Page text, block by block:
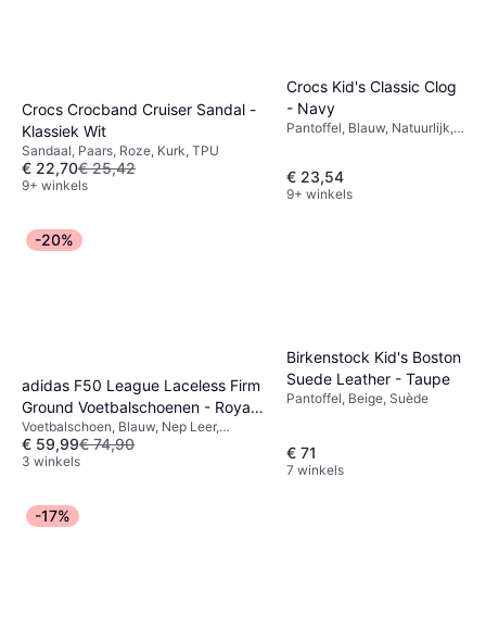
Crocs Crocband Cruiser Sandal -
Klassiek Wit
Sandaal, Paars, Roze, Kurk, TPU
€ 22,70€ 25,42
9+ winkels
Crocs Kid's Classic Clog
- Navy
Pantoffel, Blauw, Natuurlijk,
€ 23,54
9+ winkels
-20%
adidas F50 League Laceless Firm
Ground Voetbalschoenen - Royal
Blue/Koningsblauw/Neongeel/Grijs
Voetbalschoen, Blauw, Nep Leer,
Synthetisch
€ 59,99€ 74,90
3 winkels
Birkenstock Kid's Boston
Suede Leather - Taupe
Pantoffel, Beige, Suède
€ 71
7 winkels
-17%